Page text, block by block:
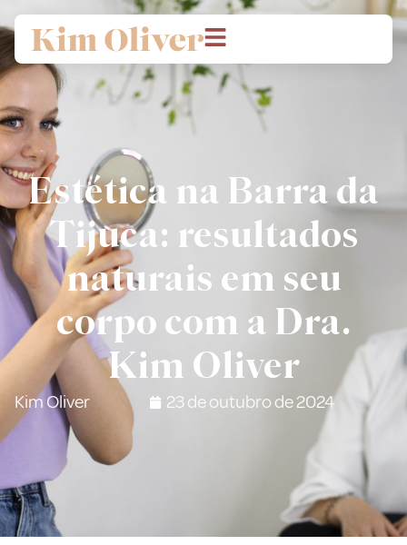
Estética na Barra da
Tijuca: resultados
naturais em seu
corpo com a Dra.
Kim Oliver
Kim Oliver 23 de outubro de 2024